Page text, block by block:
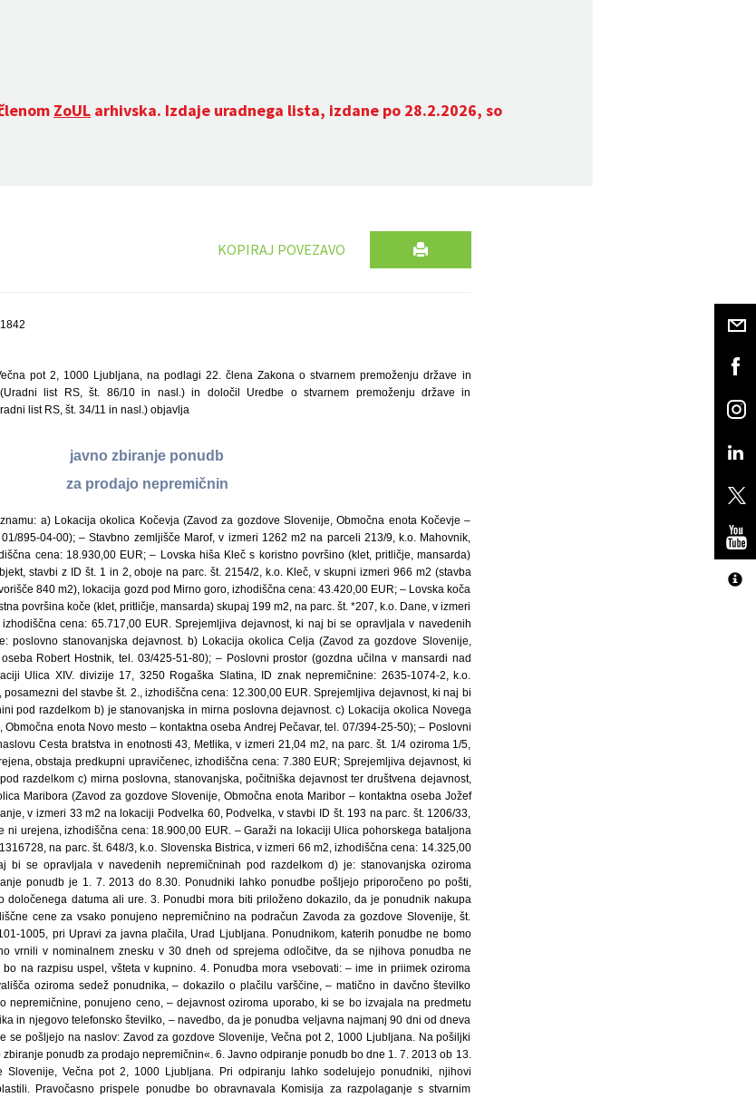
ZoUL arhivska. Izdaje uradnega lista, izdane po 28.2.2026, so
KOPIRAJ POVEZAVO
pot 2, 1000 Ljubljana, na podlagi 22. člena Zakona o stvarnem premoženju države in
list RS, št. 86/10 in nasl.) in določil Uredbe o stvarnem premoženju države in
list RS, št. 34/11 in nasl.) objavlja
javno zbiranje ponudb
za prodajo nepremičnin
a) Lokacija okolica Kočevja (Zavod za gozdove Slovenije, Območna enota Kočevje –
895-04-00); – Stavbno zemljišče Marof, v izmeri 1262 m2 na parceli 213/9, k.o. Mahovnik,
cena: 18.930,00 EUR; – Lovska hiša Kleč s koristno površino (klet, pritličje, mansarda)
stavbi z ID št. 1 in 2, oboje na parc. št. 2154/2, k.o. Kleč, v skupni izmeri 966 m2 (stavba
840 m2), lokacija gozd pod Mirno goro, izhodiščna cena: 43.420,00 EUR; – Lovska koča
površina koče (klet, pritličje, mansarda) skupaj 199 m2, na parc. št. *207, k.o. Dane, v izmeri
cena: 65.717,00 EUR. Sprejemljiva dejavnost, ki naj bi se opravljala v navedenih
poslovno stanovanjska dejavnost. b) Lokacija okolica Celja (Zavod za gozdove Slovenije,
Robert Hostnik, tel. 03/425-51-80); – Poslovni prostor (gozdna učilna v mansardi nad
Ulica XIV. divizije 17, 3250 Rogaška Slatina, ID znak nepremičnine: 2635-1074-2, k.o.
posamezni del stavbe št. 2., izhodiščna cena: 12.300,00 EUR. Sprejemljiva dejavnost, ki naj bi
pod razdelkom b) je stanovanjska in mirna poslovna dejavnost. c) Lokacija okolica Novega
enota Novo mesto – kontaktna oseba Andrej Pečavar, tel. 07/394-25-50); – Poslovni
Cesta bratstva in enotnosti 43, Metlika, v izmeri 21,04 m2, na parc. št. 1/4 oziroma 1/5,
obstaja predkupni upravičenec, izhodiščna cena: 7.380 EUR; Sprejemljiva dejavnost, ki
razdelkom c) mirna poslovna, stanovanjska, počitniška dejavnost ter društvena dejavnost,
Maribora (Zavod za gozdove Slovenije, Območna enota Maribor – kontaktna oseba Jožef
v izmeri 33 m2 na lokaciji Podvelka 60, Podvelka, v stavbi ID št. 193 na parc. št. 1206/33,
ni urejena, izhodiščna cena: 18.900,00 EUR. – Garaži na lokaciji Ulica pohorskega bataljona
na parc. št. 648/3, k.o. Slovenska Bistrica, v izmeri 66 m2, izhodiščna cena: 14.325,00
bi se opravljala v navedenih nepremičninah pod razdelkom d) je: stanovanjska oziroma
ponudb je 1. 7. 2013 do 8.30. Ponudniki lahko ponudbe pošljejo priporočeno po pošti,
določenega datuma ali ure. 3. Ponudbi mora biti priloženo dokazilo, da je ponudnik nakupa
cene za vsako ponujeno nepremičnino na podračun Zavoda za gozdove Slovenije, št.
1005, pri Upravi za javna plačila, Urad Ljubljana. Ponudnikom, katerih ponudbe ne bomo
vrnili v nominalnem znesku v 30 dneh od sprejema odločitve, da se njihova ponudba ne
na razpisu uspel, všteta v kupnino. 4. Ponudba mora vsebovati: – ime in priimek oziroma
oziroma sedež ponudnika, – dokazilo o plačilu varščine, – matično in davčno številko
nepremičnine, ponujeno ceno, – dejavnost oziroma uporabo, ki se bo izvajala na predmetu
in njegovo telefonsko številko, – navedbo, da je ponudba veljavna najmanj 90 dni od dneva
se pošljejo na naslov: Zavod za gozdove Slovenije, Večna pot 2, 1000 Ljubljana. Na pošiljki
ponudb za prodajo nepremičnin«. 6. Javno odpiranje ponudb bo dne 1. 7. 2013 ob 13.
Slovenije, Večna pot 2, 1000 Ljubljana. Pri odpiranju lahko sodelujejo ponudniki, njihovi
Pravočasno prispele ponudbe bo obravnavala Komisija za razpolaganje s stvarnim